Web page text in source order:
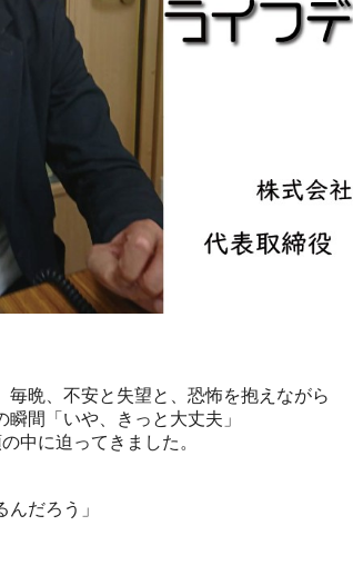
毎晩、不安と失望と、恐怖を抱えながら
瞬間「いや、きっと大丈夫」
中に迫ってきました。
んだろう」